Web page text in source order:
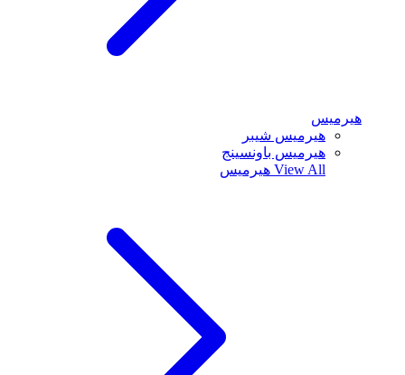
هيرميس
هيرميس شيبر
هيرميس باونسينج
View All هيرميس